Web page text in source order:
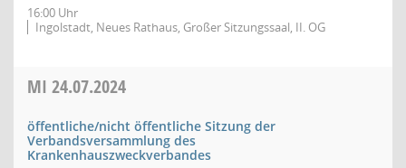
16:00 Uhr
Ingolstadt, Neues Rathaus, Großer Sitzungssaal, II. OG
MI 24.07.2024
öffentliche/nicht öffentliche Sitzung der
Verbandsversammlung des
Krankenhauszweckverbandes